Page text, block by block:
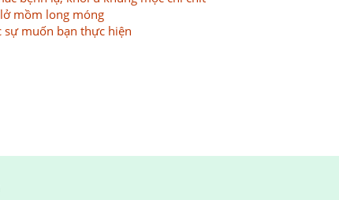
mồm long móng
sự muốn bạn thực hiện